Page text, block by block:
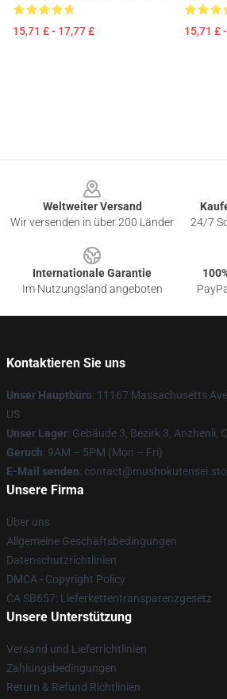
15,71 £ - 17,77 £ 15,71 £
Weltweiter Versand
Wir versenden in über 200 Länder
24/7
Internationale Garantie
Im Nutzungsland angeboten
Kontaktieren Sie uns
Unser Hauptbüro: 11167 Massachusetts
US
Unser Lager: Gebäude 3, Bezirk 3, Anzhenli,
Geruch: 9AM – 5PM (Mon – Fri)
E-Mail senden:
Unsere Firma
Über uns
Allgemeine Geschäftsbedingungen
Datenschutzrichtlinien
DMCA - Copyright Policy
CA SB657: Lieferkettentransparenzgesetz
Unsere Unterstützung
Versand und Lieferrichtlinien
Zahlungsbedingungen
Return & Refund Richtlinien